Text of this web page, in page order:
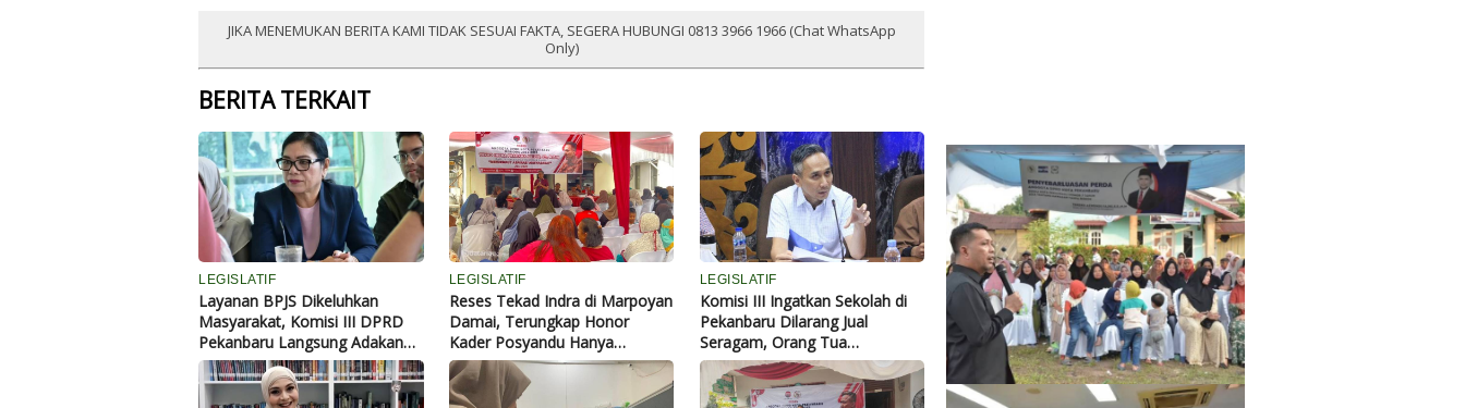
JIKA MENEMUKAN BERITA KAMI TIDAK SESUAI FAKTA, SEGERA HUBUNGI 0813 3966 1966 (Chat WhatsApp
Only)
BERITA TERKAIT
LEGISLATIF
Layanan BPJS Dikeluhkan
Masyarakat, Komisi III DPRD
Pekanbaru Langsung Adakan
Rapat
LEGISLATIF
Reses Tekad Indra di Marpoyan
Damai, Terungkap Honor
Kader Posyandu Hanya
Rp100.000 per Bulan
LEGISLATIF
Komisi III Ingatkan Sekolah di
Pekanbaru Dilarang Jual
Seragam, Orang Tua
Dibebaskan Membeli di Luar